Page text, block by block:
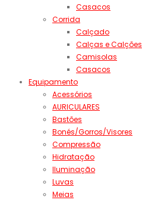
Casacos
Corrida
Calçado
Calças e Calções
Camisolas
Casacos
Equipamento
Acessórios
AURICULARES
Bastões
Bonés/Gorros/Visores
Compressão
Hidratação
Iluminação
Luvas
Meias